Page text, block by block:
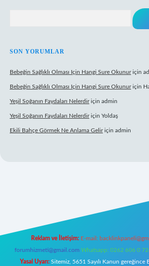
SON YORUMLAR
Bebeğin Sağlıklı Olması Için Hangi Sure Okunuriçin
Bebeğin Sağlıklı Olması Için Hangi Sure Okunuriçin
Yeşil Soğanın Faydaları Nelerdiriçin admin
Yeşil Soğanın Faydaları Nelerdiriçin Yoldaş
Ekili Bahçe Görmek Ne Anlama Geliriçin admin
Reklam ve İletişim: E-mail:
forumhizmeti@gmail.com Whatsapp: 0262 606 0
Yasal Uyarı: Sitemiz, 5651 Sayılı Kanun gereğince